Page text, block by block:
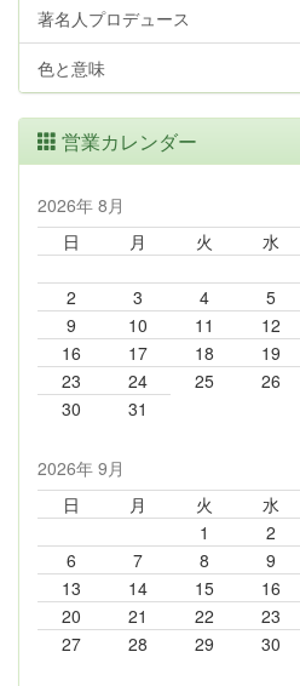
著名人プロデュース
色と意味
営業カレンダー
2026年 8月
日
月 火 水
2
3 4 5
9
10 11 12
16
17 18 19
23
24 25 26
30
31
2026年 9月
日
月 火 水
1
2
6
7 8 9
13
14 15 16
20
21 22 23
27
28 29 30